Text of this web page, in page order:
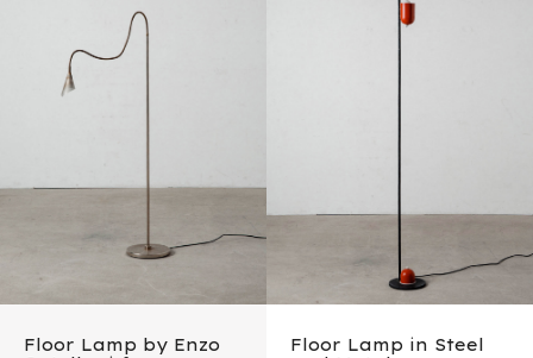
Floor Lamp by Enzo
Floor Lamp in Steel